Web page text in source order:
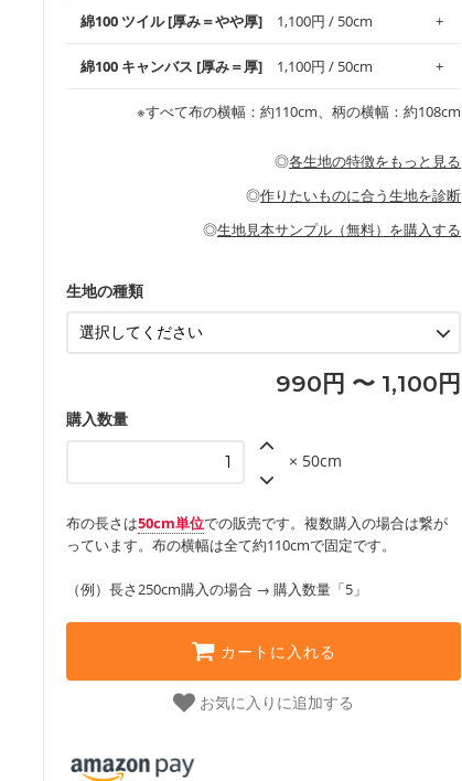
※レッスンバッグ、上履き袋などの通園通学グッズには
などの布小物
・布団カバーなどの寝具、カーテン
・スカート、甚平などの子ども服
シーズンで活躍してくれます。
・スタイ、おくるみなどのベビーグッズ
・ブラウス、チュニック、ワンピースなどの洋服
上質で薄手の平織りの生地です。軽やかさとなめらかな
手触りの良さが魅力。透け感があるので、涼しげなトッ
・ブラウス、シャツ、チュニックなどのトップス
コットン75％リネン25％の当店のビエラ生地は、オック
ス生地よりもふんわりとした柔らかい質感と適度な落ち
綿100 ツイル [厚み＝やや厚] 1,100円 / 50cm
綾織りの生地です。しっかりとした張りと厚みがありな
がらも柔らかいのが特徴です。生地の厚みは中厚手で
・レッスンバッグ、上履き袋などの通園通学グッズ
・カーテン、エプロン、テーブルクロスなどの暮らしの
・パンツ、タックスカートなどのボトムス
もっと詳しく見る
綿100 キャンバス [厚み＝厚] 1,100円 / 50cm
夫で高い耐久性があります。トートバッグ・ポーチ・ペ
ンケースなどの布小物、インテリア用品に向いていま
・インテリア用品
※すべて布の横幅：約110cm、柄の横幅：約108cm
◎各生地の特徴をもっと見る
◎作りたいものに合う生地を診断
◎生地見本サンプル（無料）を購入する
生地の種類
990円 〜 1,100円
購入数量
× 50cm
布の長さは50cm単位での販売です。複数購入の場合は繋が
っています。布の横幅は全て約110cmで固定です。
（例）長さ250cm購入の場合 → 購入数量「5」
カートに入れる
お気に入りに追加する